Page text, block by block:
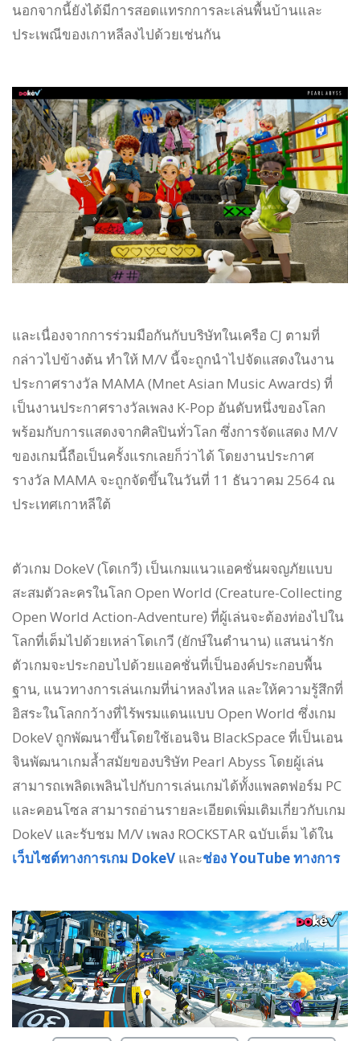
นอกจากนี้ยังได้มีการสอดแทรกการละเล่นพื้นบ้านและ
ประเพณีของเกาหลีลงไปด้วยเช่นกัน
และเนื่องจากการร่วมมือกันกับบริษัทในเครือ CJ ตามที่
กล่าวไปข้างต้น ทำให้ M/V นี้จะถูกนำไปจัดแสดงในงาน
ประกาศรางวัล MAMA (Mnet Asian Music Awards) ที่
เป็นงานประกาศรางวัลเพลง K-Pop อันดับหนึ่งของโลก
พร้อมกับการแสดงจากศิลปินทั่วโลก ซึ่งการจัดแสดง M/V
ของเกมนี้ถือเป็นครั้งแรกเลยก็ว่าได้ โดยงานประกาศ
รางวัล MAMA จะถูกจัดขึ้นในวันที่ 11 ธันวาคม 2564 ณ
ประเทศเกาหลีใต้
ตัวเกม DokeV (โดเกวี) เป็นเกมแนวแอคชั่นผจญภัยแบบ
สะสมตัวละครในโลก Open World (Creature-Collecting
Open World Action-Adventure) ที่ผู้เล่นจะต้องท่องไปใน
โลกที่เต็มไปด้วยเหล่าโดเกวี (ยักษ์ในตำนาน) แสนน่ารัก
ตัวเกมจะประกอบไปด้วยแอคชั่นที่เป็นองค์ประกอบพื้น
ฐาน, แนวทางการเล่นเกมที่น่าหลงไหล และให้ความรู้สึกที่
อิสระในโลกกว้างที่ไร้พรมแดนแบบ Open World ซึ่งเกม
DokeV ถูกพัฒนาขึ้นโดยใช้เอนจิน BlackSpace ที่เป็นเอน
จินพัฒนาเกมล้ำสมัยของบริษัท Pearl Abyss โดยผู้เล่น
สามารถเพลิดเพลินไปกับการเล่นเกมได้ทั้งแพลตฟอร์ม PC
และคอนโซล สามารถอ่านรายละเอียดเพิ่มเติมเกี่ยวกับเกม
DokeV และรับชม M/V เพลง ROCKSTAR ฉบับเต็ม ได้ใน
เว็บไซต์ทางการเกม DokeV และช่อง YouTube ทางการ